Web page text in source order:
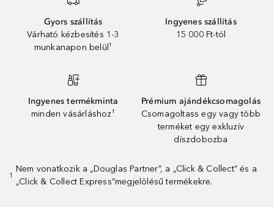
Gyors szállítás
Várható kézbesítés 1-3
munkanapon belül¹
Ingyenes szállítás
15 000 Ft-tól
Ingyenes termékminta
minden vásárláshoz¹
Prémium ajándékcsomagolás
Csomagoltass egy vagy több
terméket egy exkluzív
díszdobozba
1
Nem vonatkozik a „Douglas Partner”, a „Click & Collect” és a
„Click & Collect Express”megjelölésű termékekre.